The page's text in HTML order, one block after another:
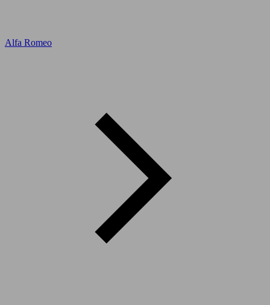
Alfa Romeo